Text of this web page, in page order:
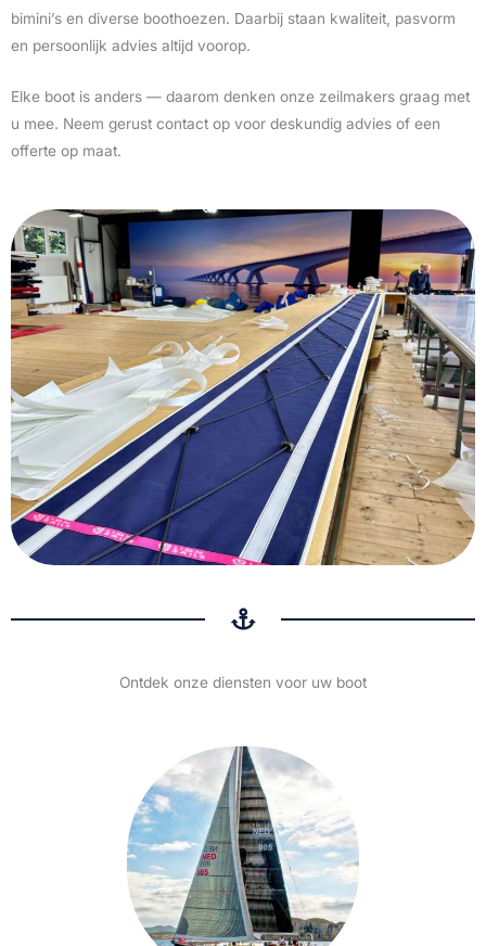
bimini’s en diverse boothoezen. Daarbij staan kwaliteit, pasvorm
en persoonlijk advies altijd voorop.
Elke boot is anders — daarom denken onze zeilmakers graag met
u mee. Neem gerust contact op voor deskundig advies of een
offerte op maat.
Ontdek onze diensten voor uw boot